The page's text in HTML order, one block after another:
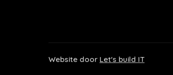
Website door Let's build IT